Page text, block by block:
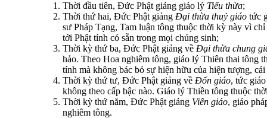
Thời đầu tiên, Ðức Phật giảng giáo lý Tiểu thừa;
Thời thứ hai, Ðức Phật giảng Ðại thừa thuỷ giáo tức
sư Pháp Tạng, Tam luận tông thuộc thời kỳ này vì
tới Phật tính có sẵn trong mọi chúng sinh;
Thời kỳ thứ ba, Ðức Phật giảng về Ðại thừa chung
hảo. Theo Hoa nghiêm tông, giáo lý Thiên thai tông
tính mà không bác bỏ sự hiện hữu của hiện tượng,
Thời kỳ thứ tư, Ðức Phật giảng về Ðốn giáo, tức
không theo cấp bậc nào. Giáo lý Thiền tông thuộc
Thời kỳ thứ năm, Ðức Phật giảng Viên giáo, giáo
nghiêm tông.